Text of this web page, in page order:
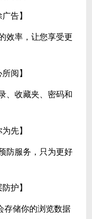
告】
效率，让您享受更
阅】
、收藏夹、密码和
先】
防服务，只为更好
护】
存储你的浏览数据